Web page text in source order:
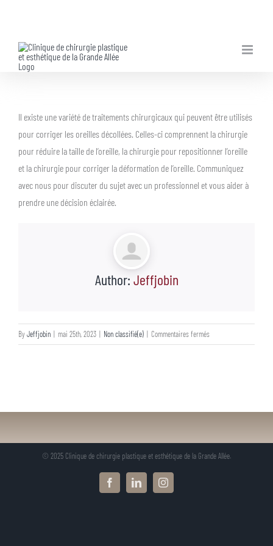
content
Il existe une variété de traitements chirurgicaux qui peuvent être utilisés
pour corriger les oreilles décollées. Celles-ci comprennent la chirurgie
pour réduire la taille de l’oreille, la chirurgie pour repositionner l’oreille
et la chirurgie pour corriger la déformation de l’oreille. Communiquez
avec nous pour discuter du sujet avec un professionnel et vous aider à
prendre une décision éclairée.
Author: Jeffjobin
ByJeffjobin | mai 25th, 2023 | Non classifié(e) | Commentaires ferméssur
© 2025 Clinique de chirurgie plastique et esthétique de la Grande Allée.
FacebookLinkedInInstagram